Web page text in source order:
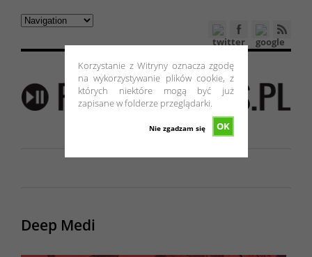
Korzystanie z Witryny oznacza zgodę
na wykorzystywanie plików cookie, z
których niektóre mogą być już
zapisane w folderze przeglądarki.
OK
Nie zgadzam się
Deep Medi